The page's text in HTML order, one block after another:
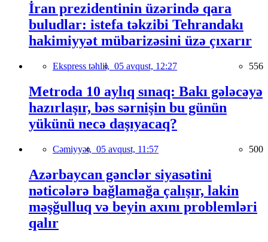
İran prezidentinin üzərində qara
buludlar: istefa təkzibi Tehrandakı
hakimiyyət mübarizəsini üzə çıxarır
Ekspress təhlil, 05 avqust, 12:27 556
Metroda 10 aylıq sınaq: Bakı gələcəyə
hazırlaşır, bəs sərnişin bu günün
yükünü necə daşıyacaq?
Cəmiyyət, 05 avqust, 11:57 500
Azərbaycan gənclər siyasətini
nəticələrə bağlamağa çalışır, lakin
məşğulluq və beyin axını problemləri
qalır